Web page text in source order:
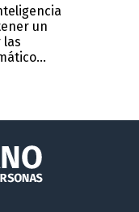
un
las